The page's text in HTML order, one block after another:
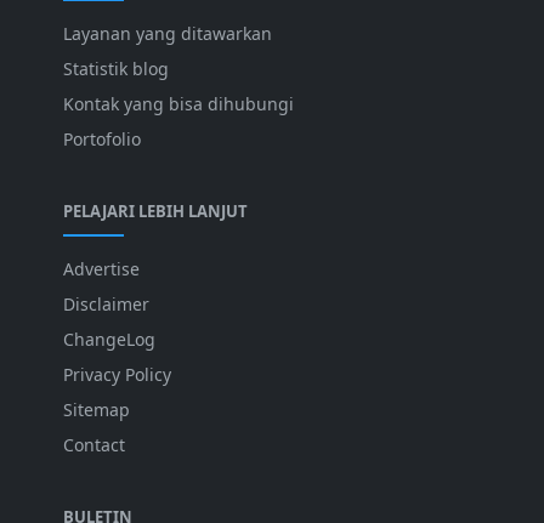
Layanan yang ditawarkan
Statistik blog
Kontak yang bisa dihubungi
Portofolio
PELAJARI LEBIH LANJUT
Advertise
Disclaimer
ChangeLog
Privacy Policy
Sitemap
Contact
BULETIN